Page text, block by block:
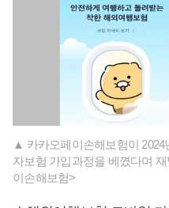
▲ 카카오페이손해보험이 2024
자보험 가입과정을 베꼈다며
이손해보험>